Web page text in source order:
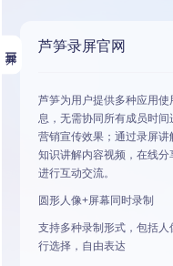
芦笋录屏官网
芦笋为用户提供多种应用
息，无需协同所有成员时
营销宣传效果；通过录屏
知识讲解内容视频，在线
进行互动交流。
圆形人像+屏幕同时录制
支持多种录制形式，包括
行选择，自由表达